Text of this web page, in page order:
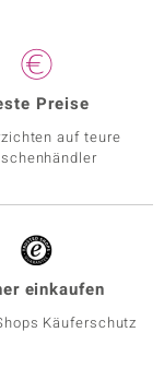
Preise
auf teure
einkaufen
Käuferschutz